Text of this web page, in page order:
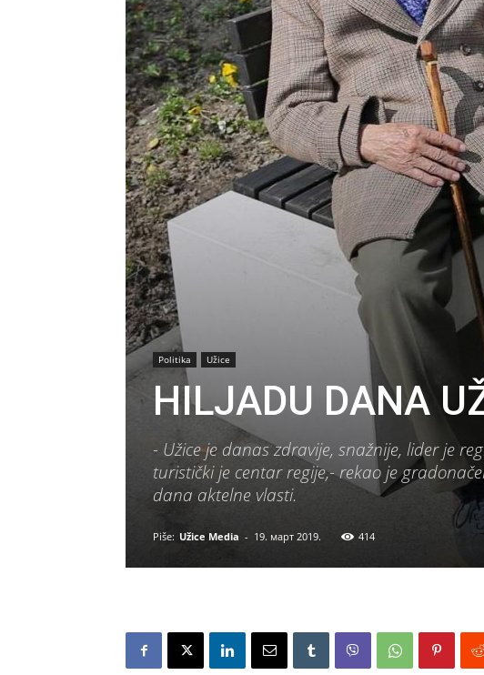
Politika Užice
HILJADU DANA
- Užice je danas zdravije, snažnije, lider je
turistički je centar regije,- rekao je
dana aktelne vlasti.
Piše: Užice Media - 19. март 2019. 414